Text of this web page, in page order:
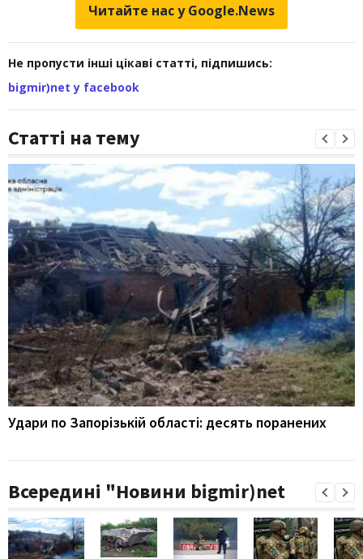
Читайте нас у Google.News
Не пропусти інші цікаві статті, підпишись:
bigmir)net у facebook
Статті на тему
Удари по Запорізькій області: десять поранених
Всередині "Новини bigmir)net